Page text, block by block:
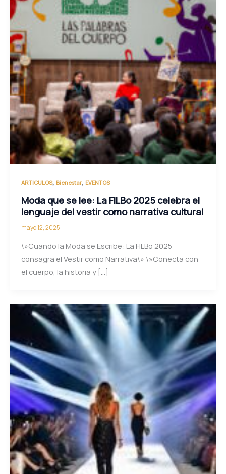
ARTICULOS, Bienestar, EVENTOS
Moda que se lee: La FILBo 2025 celebra el
lenguaje del vestir como narrativa cultural
mayo 12, 2025
\»Cuando la Moda se Escribe: La FILBo 2025
consagra el Vestir como Narrativa\» \»Conecta con
el cuerpo, la historia y […]